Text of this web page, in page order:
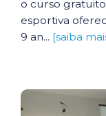
o curso
esportiva
9 an... [saiba